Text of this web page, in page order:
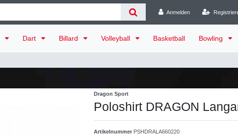
Anmelden
Dart Billard Volleyball Basketball Bowling
Dragon Sport
Poloshirt DRAGON
Artikelnummer PSHDRALA660220